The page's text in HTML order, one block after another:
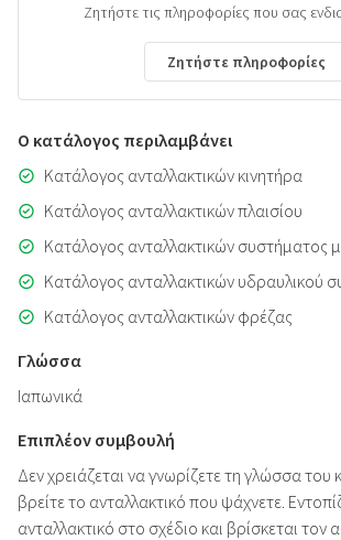
Ζητήστε τις πληροφορίες που σας
Ζητήστε πληροφορίες
Ο κατάλογος περιλαμβάνει
Κατάλογος ανταλλακτικών κινητήρα
Κατάλογος ανταλλακτικών πλαισίου
Κατάλογος ανταλλακτικών συστήματος
Κατάλογος ανταλλακτικών υδραυλικού
Κατάλογος ανταλλακτικών φρέζας
Γλώσσα
Ιαπωνικά
Επιπλέον συμβουλή
Δεν χρειάζεται να γνωρίζετε τη γλώσσα του
βρείτε το ανταλλακτικό που ψάχνετε.
ανταλλακτικό στο σχέδιο και βρίσκεται τον